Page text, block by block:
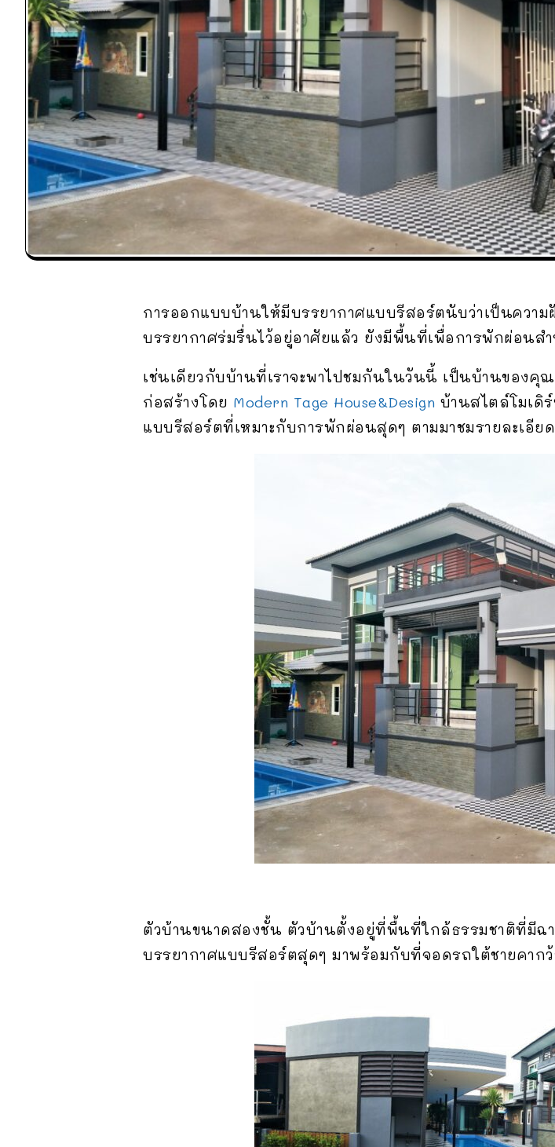
การออกแบบบ้านให้มีบรรยากาศแบบรีสอร์ตนับว่าเป็นควา
บรรยากาศร่มรื่นไว้อยู่อาศัยแล้ว ยังมีพื้นที่เพื่อการพักผ่อนส
เช่นเดียวกับบ้านที่เราจะพาไปชมกันในวันนี้ เป็นบ้านของคุณ
ก่อสร้างโดย Modern Tage House&Design บ้านสไตล์โมเดิ
แบบรีสอร์ตที่เหมาะกับการพักผ่อนสุดๆ ตามมาชมรายละเอีย
ตัวบ้านขนาดสองชั้น ตัวบ้านตั้งอยู่ที่พื้นที่ใกล้ธรรมชาติที่มีฉ
บรรยากาศแบบรีสอร์ตสุดๆ มาพร้อมกับที่จอดรถใต้ชายคากว้